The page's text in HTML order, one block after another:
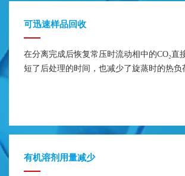
可迅速样品回收
在分离完成后恢复常压时流动相中的CO₂直
短了后处理的时间，也减少了旋蒸时的热负
有机溶剂用量减少